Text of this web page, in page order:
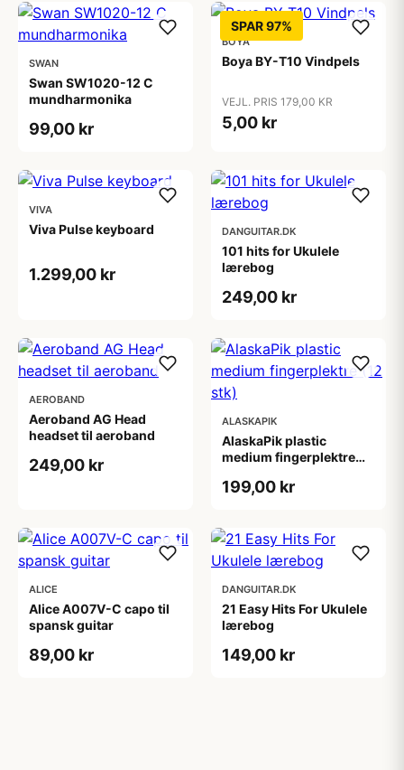
SWAN
Swan SW1020-12 C
mundharmonika
99,00 kr
SPAR 97%
BOYA
Boya BY-T10 Vindpels
VEJL. PRIS 179,00 KR
5,00 kr
VIVA
Viva Pulse keyboard
1.299,00 kr
DANGUITAR.DK
101 hits for Ukulele
lærebog
249,00 kr
AEROBAND
Aeroband AG Head
headset til aeroband
249,00 kr
ALASKAPIK
AlaskaPik plastic
medium fingerplektre
199,00 kr
ALICE
Alice A007V-C capo til
spansk guitar
89,00 kr
DANGUITAR.DK
21 Easy Hits For Ukulele
lærebog
149,00 kr